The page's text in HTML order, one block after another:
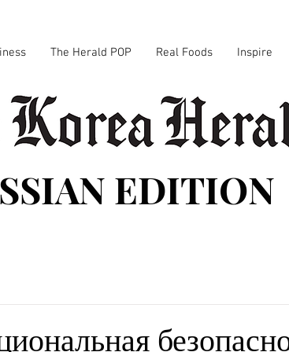
The Herald POP Real Foods Inspire
EDITION